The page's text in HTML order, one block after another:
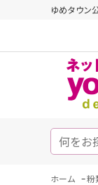
ゆめタウン
ホーム -粉